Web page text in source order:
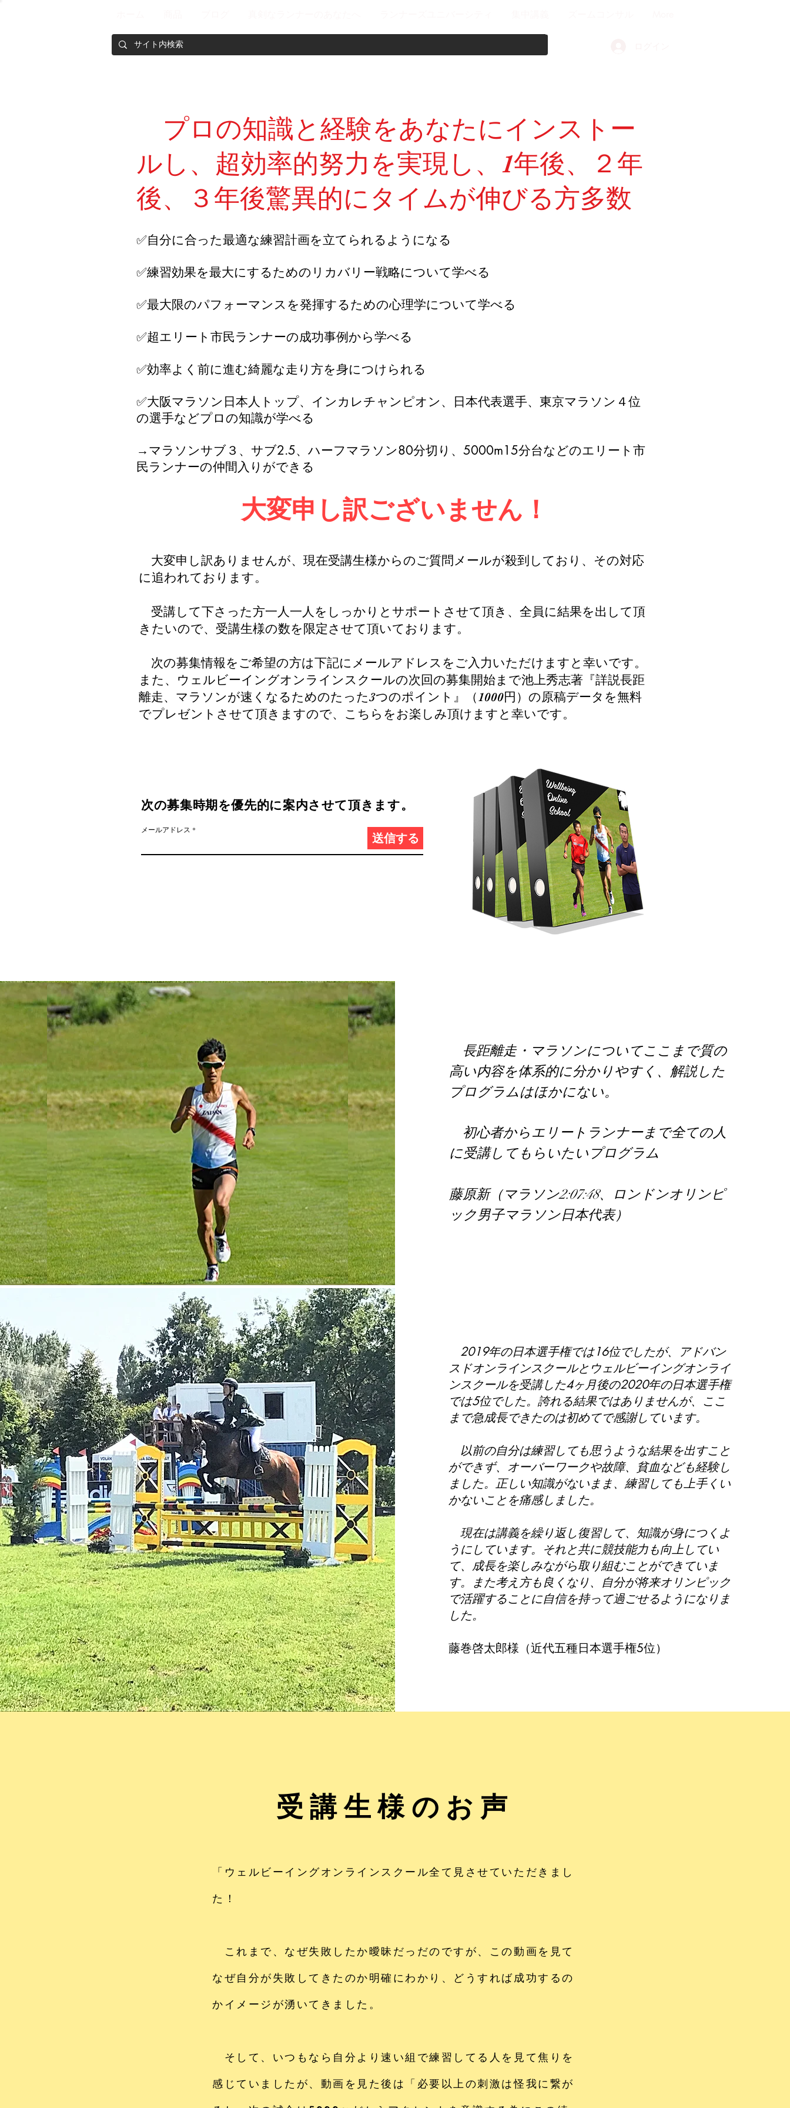
プロの知識と経験をあなたにインストー
ルし、超効率的努力を実現し、1年後、２年
後、３年後驚異的にタイムが伸びる方多数
✅自分に合った最適な練習計画を立てられるようになる
✅練習効果を最大にするためのリカバリー戦略について学べる
✅最大限のパフォーマンスを発揮するための心理学について学べる
✅超エリート市民ランナーの成功事例から学べる
✅効率よく前に進む綺麗な走り方を身につけられる
✅大阪マラソン日本人トップ、インカレチャンピオン、日本代表選手、東京マラソン４位
の選手などプロの知識が学べる
→マラソンサブ３、サブ2.5、ハーフマラソン80分切り、5000m15分台などのエリート市
民ランナーの仲間入りができる
​大変申し訳ございません！
大変申し訳ありませんが、現在受講生様からのご質問メールが殺到しており、その対応
に追われております。
受講して下さった方一人一人をしっかりとサポートさせて頂き、全員に結果を出して頂
きたいので、受講生様の数を限定させて頂いております。
次の募集情報をご希望の方は下記にメールアドレスをご入力いただけますと幸いです。
また、ウェルビーイングオンラインスクールの次回の募集開始まで池上秀志著『詳説長距
離走、マラソンが速くなるためのたった3つのポイント』（1000円）の原稿データを無料
でプレゼントさせて頂きますので、こちらをお楽しみ頂けますと幸いです。
​次の募集時期を優先的に案内させて頂きます。
メールアドレス
送信する
長距離走・マラソンについてここまで質の
高い内容を体系的に分かりやすく、解説した
プログラムはほかにない。
初心者からエリートランナーまで全ての人
に受講してもらいたいプログラム
​藤原新（マラソン2:07:48、ロンドンオリンピ
ック男子マラソン日本代表）
2019年の日本選手権では16位でしたが、アドバン
スドオンラインスクールとウェルビーイングオンライ
ンスクールを受講した4ヶ月後の2020年の日本選手権
では5位でした。誇れる結果ではありませんが、ここ
まで急成長できたのは初めてで感謝しています。
以前の自分は練習しても思うような結果を出すこと
ができず、オーバーワークや故障、貧血なども経験し
ました。正しい知識がないまま、練習しても上手くい
かないことを痛感しました。
現在は講義を繰り返し復習して、知識が身につくよ
うにしています。それと共に競技能力も向上してい
て、成長を楽しみながら取り組むことができていま
す。また考え方も良くなり、自分が将来オリンピック
で活躍することに自信を持って過ごせるようになりま
した。
​藤巻啓太郎様（近代五種日本選手権5位）
​受講生様のお声
「ウェルビーイングオンラインスクール全て見させていただきまし
た！
これまで、なぜ失敗したか曖昧だっだのですが、この動画を見て
なぜ自分が失敗してきたのか明確にわかり、どうすれば成功するの
かイメージが湧いてきました。
そして、いつもなら自分より速い組で練習してる人を見て焦りを
感じていましたが、動画を見た後は「必要以上の刺激は怪我に繋が